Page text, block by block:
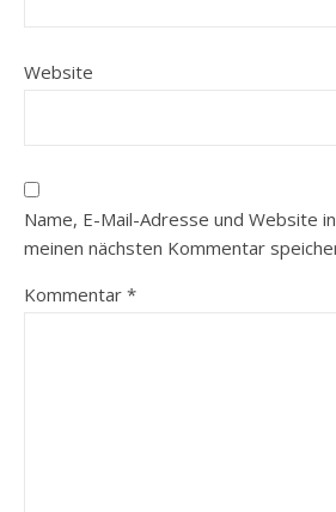
Website
Name, E-Mail-Adresse und Website
meinen nächsten Kommentar
Kommentar *